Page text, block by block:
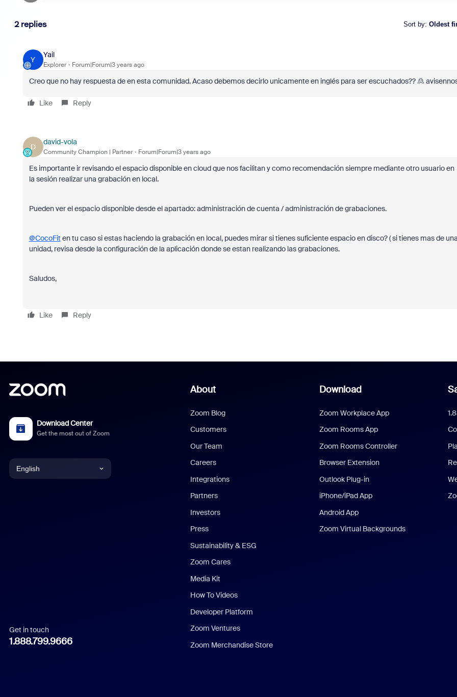
2 replies Sort by: Oldest
Y
Yail
Explorer Forum|Forum|3 years ago
Creo que no hay respuesta de en esta comunidad. Acaso debemos decirlo unicamente en inglés para ser escuchados?? 🙎
Like Reply
D
david-vola
Community Champion | Partner Forum|Forum|3 years ago
Es importante ir revisando el espacio disponible en cloud que nos facilitan y como recomendación siempre mediante otro usuario en
la sesión realizar una grabación en local.
Pueden ver el espacio disponible desde el apartado: administración de cuenta / administración de grabaciones.
@CocoFit en tu caso si estas haciendo la grabación en local, puedes mirar si tienes suficiente espacio en disco? ( si tienes mas de una
unidad, revisa desde la configuración de la aplicación donde se estan realizando las grabaciones.
Saludos,
Like Reply
Download Center
Get the most out of Zoom
English
Italian
Get in touch
1.888.799.9666
About
Zoom Blog
Customers
Our Team
Careers
Integrations
Partners
Investors
Press
Sustainability & ESG
Zoom Cares
Media Kit
How To Videos
Developer Platform
Zoom Ventures
Zoom Merchandise Store
Download
Zoom Workplace App
Zoom Rooms App
Zoom Rooms Controller
Browser Extension
Outlook Plug-in
iPhone/iPad App
Android App
Zoom Virtual Backgrounds